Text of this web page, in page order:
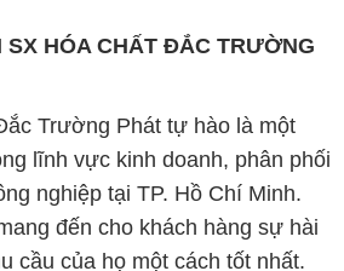
SX HÓA CHẤT ĐẮC TRƯỜNG
Trường Phát tự hào là một
lĩnh vực kinh doanh, phân phối
nghiệp tại TP. Hồ Chí Minh.
đến cho khách hàng sự hài
cầu của họ một cách tốt nhất.